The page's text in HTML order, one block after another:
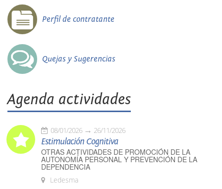
Perfil de contratante
Quejas y Sugerencias
Agenda actividades
08/01/2026 26/11/2026
Estimulación Cognitiva
OTRAS ACTIVIDADES DE PROMOCIÓN DE LA
AUTONOMÍA PERSONAL Y PREVENCIÓN DE LA
DEPENDENCIA
Ledesma